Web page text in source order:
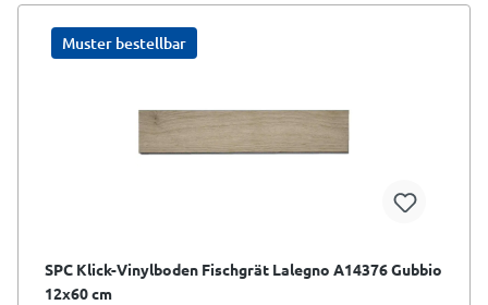
Muster bestellbar
SPC Klick-Vinylboden Fischgrät Lalegno A14376 Gubbio
12x60 cm